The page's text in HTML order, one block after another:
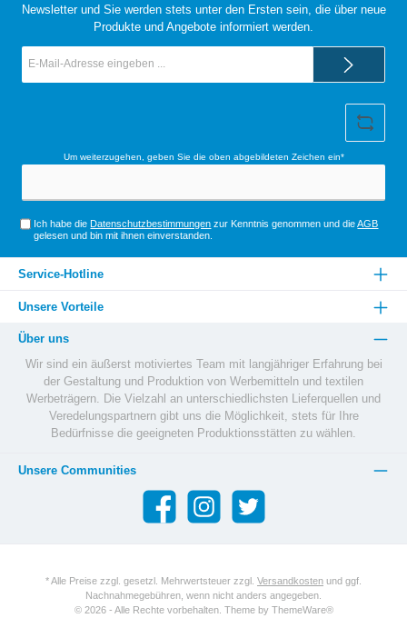
Newsletter und Sie werden stets unter den Ersten sein, die über neue
Produkte und Angebote informiert werden.
Um weiterzugehen, geben Sie die oben abgebildeten Zeichen ein*
Ich habe dieDatenschutzbestimmungen zur Kenntnis genommen und dieAGB
gelesen und bin mit ihnen einverstanden.
Service-Hotline
Unsere Vorteile
Über uns
Wir sind ein äußerst motiviertes Team mit langjähriger Erfahrung bei
der Gestaltung und Produktion von Werbemitteln und textilen
Werbeträgern. Die Vielzahl an unterschiedlichsten Lieferquellen und
Veredelungspartnern gibt uns die Möglichkeit, stets für Ihre
Bedürfnisse die geeigneten Produktionsstätten zu wählen.
Unsere Communities
* Alle Preise zzgl. gesetzl. Mehrwertsteuer zzgl. Versandkosten und ggf.
Nachnahmegebühren, wenn nicht anders angegeben.
© 2026 - Alle Rechte vorbehalten. Theme by ThemeWare®